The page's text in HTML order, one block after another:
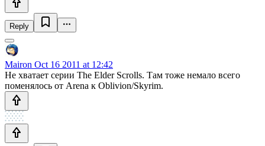
Reply
Mairon Oct 16 2011 at 12:42
Не хватает серии The Elder Scrolls. Там тоже немало всего
поменялось от Arena к Oblivion/Skyrim.